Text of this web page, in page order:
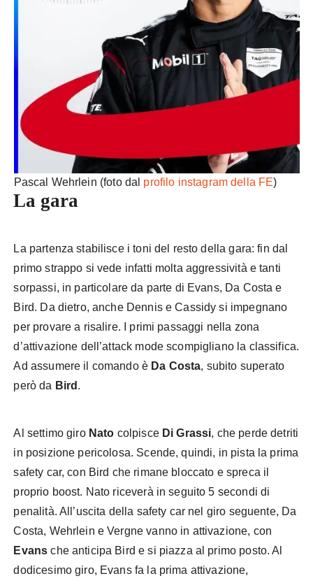
Pascal Wehrlein (foto dal profilo instagram della FE)
La gara
La partenza stabilisce i toni del resto della gara: fin dal
primo strappo si vede infatti molta aggressività e tanti
sorpassi, in particolare da parte di Evans, Da Costa e
Bird. Da dietro, anche Dennis e Cassidy si impegnano
per provare a risalire. I primi passaggi nella zona
d’attivazione dell’attack mode scompigliano la classifica.
Ad assumere il comando è Da Costa, subito superato
però da Bird .
Al settimo giro Nato colpisce Di Grassi, che perde detriti
in posizione pericolosa. Scende, quindi, in pista la prima
safety car, con Bird che rimane bloccato e spreca il
proprio boost. Nato riceverà in seguito 5 secondi di
penalità. All’uscita della safety car nel giro seguente, Da
Costa, Wehrlein e Vergne vanno in attivazione, con
Evans che anticipa Bird e si piazza al primo posto. Al
dodicesimo giro, Evans fa la prima attivazione,